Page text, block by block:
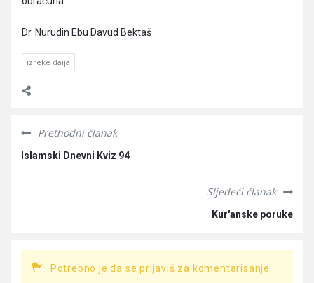
Dr. Nurudin Ebu Davud Bektaš
izreke daija
Prethodni članak
Islamski Dnevni Kviz 94
Sljedeći članak
Kur'anske poruke
Potrebno je da se prijaviš za komentarisanje.